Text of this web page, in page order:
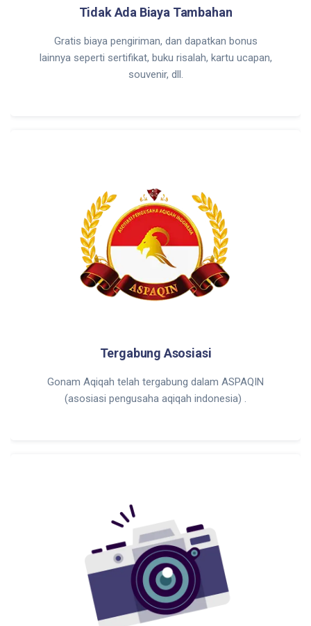
Tidak Ada Biaya Tambahan
Gratis biaya pengiriman, dan dapatkan bonus
lainnya seperti sertifikat, buku risalah, kartu ucapan,
souvenir, dll.
Tergabung Asosiasi
Gonam Aqiqah telah tergabung dalam ASPAQIN
(asosiasi pengusaha aqiqah indonesia) .